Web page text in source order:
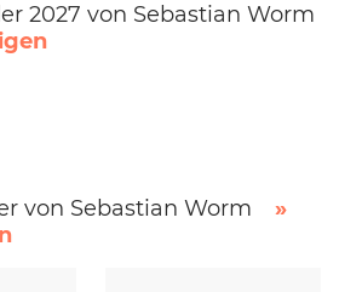
2027 von Sebastian Worm
von Sebastian Worm
»